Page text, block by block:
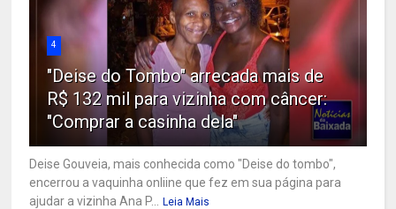
4
"Deise do Tombo" arrecada mais de
R$ 132 mil para vizinha com câncer:
"Comprar a casinha dela"
Deise Gouveia, mais conhecida como "Deise do tombo",
encerrou a vaquinha onliine que fez em sua página para
ajudar a vizinha Ana P...
Leia Mais